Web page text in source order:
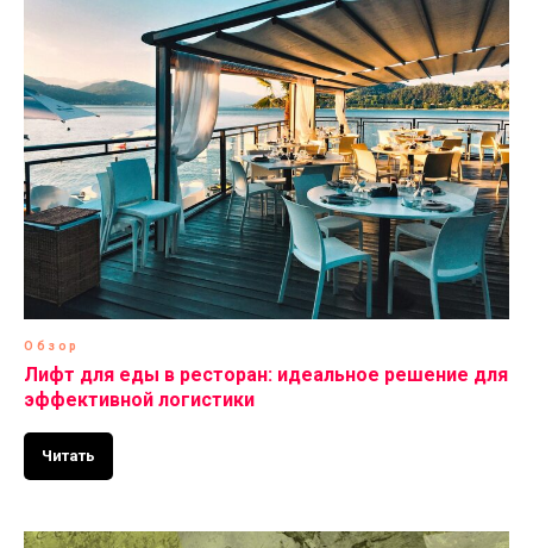
Обзор
Лифт для еды в ресторан: идеальное решение для
эффективной логистики
Читать